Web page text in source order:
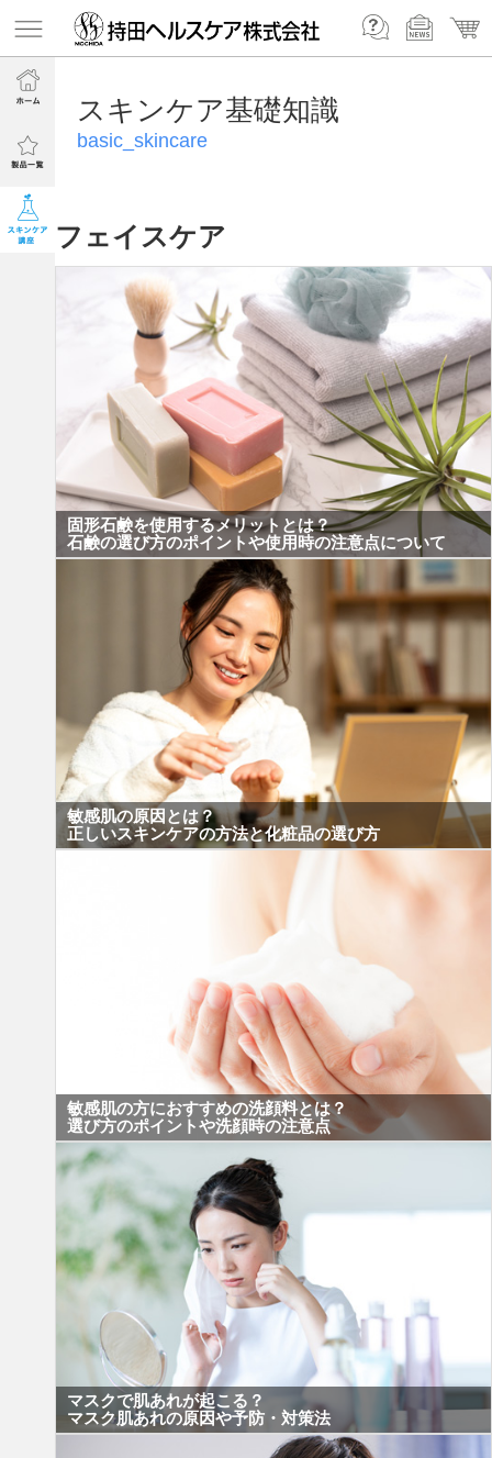
スキンケア基礎知識
basic_skincare
フェイスケア
固形石鹸を使用するメリットとは？
石鹸の選び方のポイントや使用時の注意点について
敏感肌の原因とは？
正しいスキンケアの方法と化粧品の選び方
敏感肌の方におすすめの洗顔料とは？
選び方のポイントや洗顔時の注意点
マスクで肌あれが起こる？
マスク肌あれの原因や予防・対策法